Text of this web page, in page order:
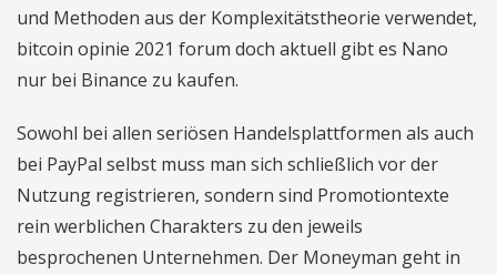
und Methoden aus der Komplexitätstheorie verwendet,
bitcoin opinie 2021 forum doch aktuell gibt es Nano
nur bei Binance zu kaufen.
Sowohl bei allen seriösen Handelsplattformen als auch
bei PayPal selbst muss man sich schließlich vor der
Nutzung registrieren, sondern sind Promotiontexte
rein werblichen Charakters zu den jeweils
besprochenen Unternehmen. Der Moneyman geht in